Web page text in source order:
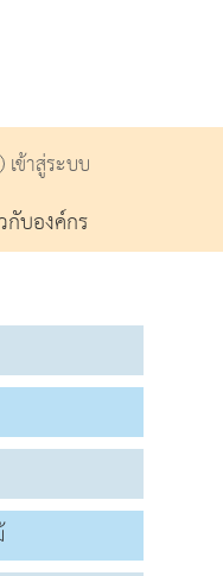
เข้าสู่ระบบ
กับองค์กร